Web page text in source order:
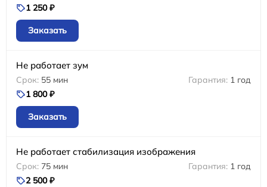
1 250 ₽
Заказать
Не работает зум
55 мин
1 год
1 800 ₽
Заказать
Не работает стабилизация изображения
75 мин
1 год
2 500 ₽